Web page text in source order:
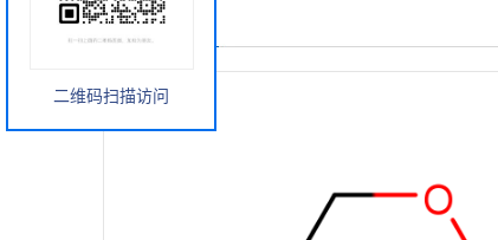
产品展厅
二维码扫描访问